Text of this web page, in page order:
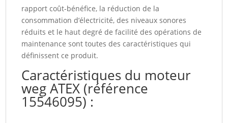
(15546095)
rapport coût-bénéfice, la réduction de la
consommation d’électricité, des niveaux sonores
réduits et le haut degré de facilité des opérations de
maintenance sont toutes des caractéristiques qui
définissent ce produit.
Caractéristiques du moteur
weg ATEX (référence
15546095) :